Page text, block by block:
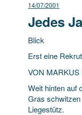
14/07/2001
Jedes
Blick
Erst eine
VON MARKUS
Weit hinten auf
Gras
Liegestütz.